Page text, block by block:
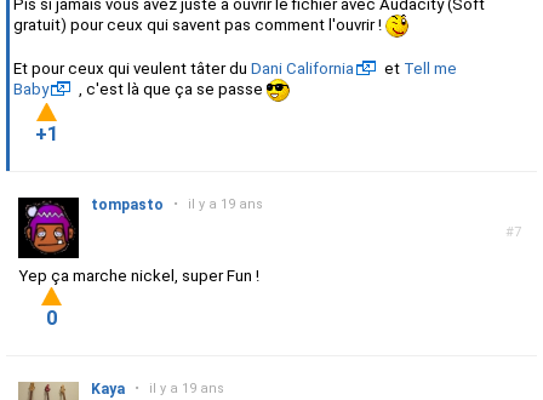
Pis si jamais vous avez juste à ouvrir le fichier avec Audacity (Soft
gratuit) pour ceux qui savent pas comment l'ouvrir !
Et pour ceux qui veulent tâter du Dani California et Tell me
Baby
, c'est là que ça se passe
+1
#7
tompasto • il y a 19 ans
Yep ça marche nickel, super Fun !
0
Kaya • il y a 19 ans